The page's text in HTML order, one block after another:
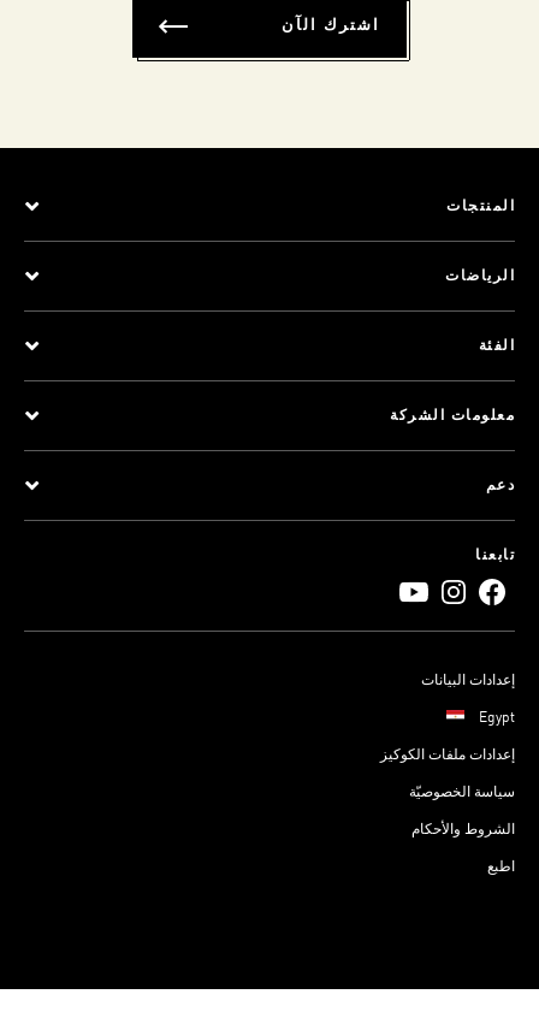
اشترك الآن
المنتجات
الرياضات
الفئة
معلومات الشركة
دعم
تابعنا
إعدادات البيانات
Egypt
إعدادات ملفات الكوكيز
سياسة الخصوصيّة
الشروط والأحكام
اطبع